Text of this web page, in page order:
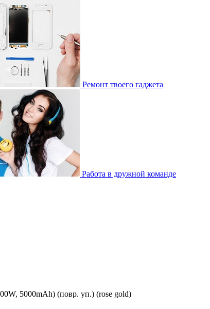
Ремонт твоего гаджета
Работа в дружной команде
5000mAh) (повр. уп.) (rose gold)